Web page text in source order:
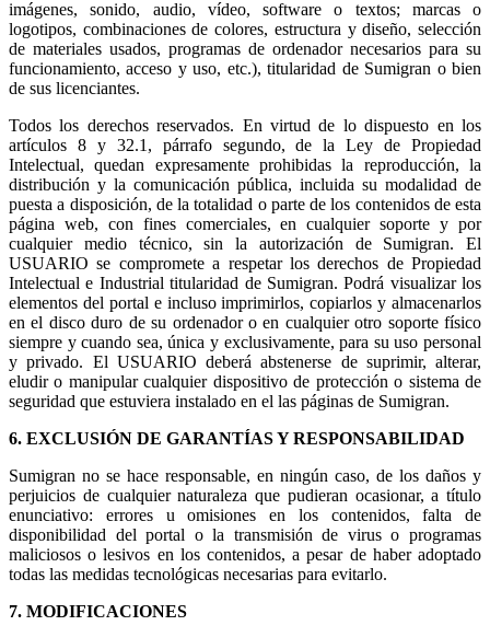
imágenes, sonido, audio, vídeo, software o textos; marcas o
logotipos, combinaciones de colores, estructura y diseño, selección
de materiales usados, programas de ordenador necesarios para su
funcionamiento, acceso y uso, etc.), titularidad de Sumigran o bien
de sus licenciantes.
Todos los derechos reservados. En virtud de lo dispuesto en los
artículos 8 y 32.1, párrafo segundo, de la Ley de Propiedad
Intelectual, quedan expresamente prohibidas la reproducción, la
distribución y la comunicación pública, incluida su modalidad de
puesta a disposición, de la totalidad o parte de los contenidos de esta
página web, con fines comerciales, en cualquier soporte y por
cualquier medio técnico, sin la autorización de Sumigran. El
USUARIO se compromete a respetar los derechos de Propiedad
Intelectual e Industrial titularidad de Sumigran. Podrá visualizar los
elementos del portal e incluso imprimirlos, copiarlos y almacenarlos
en el disco duro de su ordenador o en cualquier otro soporte físico
siempre y cuando sea, única y exclusivamente, para su uso personal
y privado. El USUARIO deberá abstenerse de suprimir, alterar,
eludir o manipular cualquier dispositivo de protección o sistema de
seguridad que estuviera instalado en el las páginas de Sumigran.
6. EXCLUSIÓN DE GARANTÍAS Y RESPONSABILIDAD
Sumigran no se hace responsable, en ningún caso, de los daños y
perjuicios de cualquier naturaleza que pudieran ocasionar, a título
enunciativo: errores u omisiones en los contenidos, falta de
disponibilidad del portal o la transmisión de virus o programas
maliciosos o lesivos en los contenidos, a pesar de haber adoptado
todas las medidas tecnológicas necesarias para evitarlo.
7. MODIFICACIONES